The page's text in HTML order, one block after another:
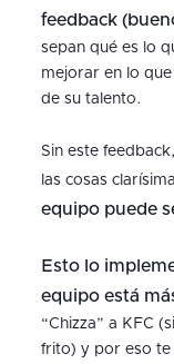
feedback
sepan qué es lo
mejorar en lo
de su talento.
Sin este
las cosas
equipo puede
Esto lo
equipo está
“Chizza” a KFC
frito) y por eso te